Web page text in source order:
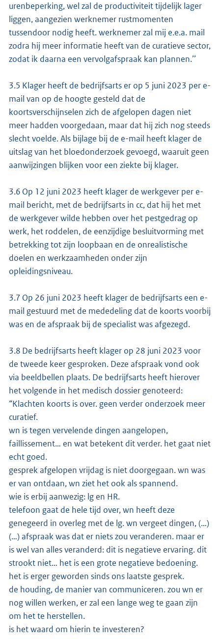
urenbeperking, wel zal de productiviteit tijdelijk lager
liggen, aangezien werknemer rustmomenten
tussendoor nodig heeft. werknemer zal mij e.e.a. mail
zodra hij meer informatie heeft van de curatieve sector,
zodat ik daarna een vervolgafspraak kan plannen.’’
3.5 Klager heeft de bedrijfsarts er op 5 juni 2023 per e-
mail van op de hoogte gesteld dat de
koortsverschijnselen zich de afgelopen dagen niet
meer hadden voorgedaan, maar dat hij zich nog steeds
slecht voelde. Als bijlage bij de e-mail heeft klager de
uitslag van het bloedonderzoek gevoegd, waaruit geen
aanwijzingen blijken voor een ziekte bij klager.
3.6 Op 12 juni 2023 heeft klager de werkgever per e-
mail bericht, met de bedrijfsarts in cc, dat hij het met
de werkgever wilde hebben over het pestgedrag op
werk, het roddelen, de eenzijdige besluitvorming met
betrekking tot zijn loopbaan en de onrealistische
doelen en werkzaamheden onder zijn
opleidingsniveau.
3.7 Op 26 juni 2023 heeft klager de bedrijfsarts een e-
mail gestuurd met de mededeling dat de koorts voorbij
was en de afspraak bij de specialist was afgezegd.
3.8 De bedrijfsarts heeft klager op 28 juni 2023 voor
de tweede keer gesproken. Deze afspraak vond ook
via beeldbellen plaats. De bedrijfsarts heeft hierover
het volgende in het medisch dossier genoteerd:
“Klachten koorts is over. geen verder onderzoek meer
curatief.
wn is tegen vervelende dingen aangelopen,
faillissement… en wat betekent dit verder. het gaat niet
echt goed.
gesprek afgelopen vrijdag is niet doorgegaan. wn was
er van ontdaan, wn ziet het ook als spannend.
wie is erbij aanwezig: lg en HR.
telefoon gaat de hele tijd over, wn heeft deze
genegeerd in overleg met de lg. wn vergeet dingen, (…)
(…) afspraak was dat er niets zou veranderen. maar er
is wel van alles veranderd: dit is negatieve ervaring. dit
strookt niet… het is een grote negatieve bedoening.
het is erger geworden sinds ons laatste gesprek.
de houding, de manier van communiceren. zou wn er
nog willen werken, er zal een lange weg te gaan zijn
om het te herstellen.
is het waard om hierin te investeren?